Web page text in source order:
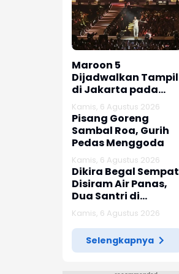
Maroon 5
Dijadwalkan Tampil
di Jakarta pada
Februari 2027
Kamis, 6 Agustus 2026
Pisang Goreng
Sambal Roa, Gurih
Pedas Menggoda
Kamis, 6 Agustus 2026
Dikira Begal Sempat
Disiram Air Panas,
Dua Santri di
Karawang Terluka
Akibat Aksi Oknum
Linmas
Kamis, 6 Agustus 2026
Selengkapnya